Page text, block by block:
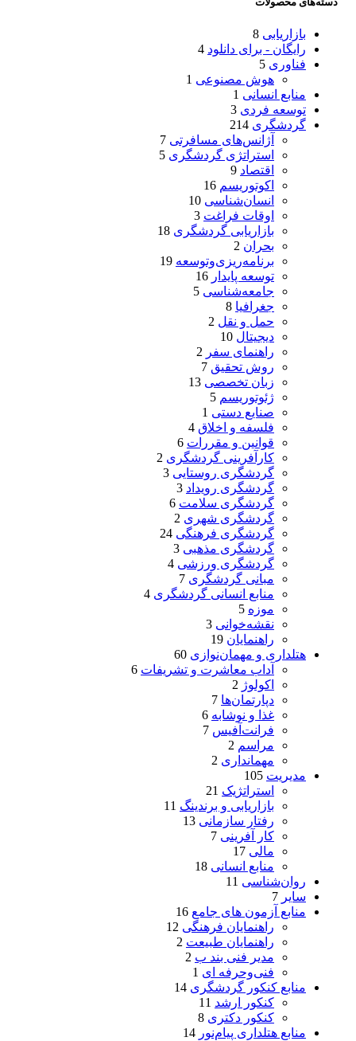
بازاریابی 8
رایگان - برای دانلود 4
فناوری 5
هوش مصنوعی 1
منابع انسانی 1
توسعه فردی 3
گردشگری 214
آژانس‌های مسافرتی 7
استراتژی گردشگری 5
اقتصاد 9
اکوتوریسم 16
انسان‌شناسی 10
اوقات فراغت 3
بازاریابی گردشگری 18
بحران 2
برنامه‌ریزی‌وتوسعه 19
توسعه پایدار 16
جامعه‌شناسی 5
جغرافیا 8
حمل و نقل 2
دیجیتال 10
راهنمای سفر 2
روش تحقیق 7
زبان تخصصی 13
ژئوتوریسم 5
صنایع دستی 1
فلسفه و اخلاق 4
قوانین و مقررات 6
کارآفرینی گردشگری 2
گردشگری روستایی 3
گردشگری رویداد 3
گردشگری سلامت 6
گردشگری شهری 2
گردشگری فرهنگی 24
گردشگری مذهبی 3
گردشگری ورزشی 4
مبانی گردشگری 7
منابع انسانی گردشگری 4
موزه 5
نقشه‌خوانی 3
راهنمایان 19
هتلداری و مهمان‌نوازی 60
آداب معاشرت و تشریفات 6
اکولوژ 2
دپارتمان‌ها 7
غذا و نوشابه 6
فرانت‌آفیس 7
مراسم 2
مهمانداری 2
مدیریت 105
استراتژیک 21
بازاریابی و برندینگ 11
رفتار سازمانی 13
کار آفرینی 7
مالی 17
منابع انسانی 18
روان‌شناسی 11
سایر 7
منابع آزمون های جامع 16
راهنمایان فرهنگی 12
راهنمایان طبیعت 2
مدیر فنی بند ب 2
فنی‌وحرفه‌ ای 1
منابع کنکور گردشگری 14
کنکور ارشد 11
کنکور دکتری 8
منابع هتلداری پیام‌نور 14